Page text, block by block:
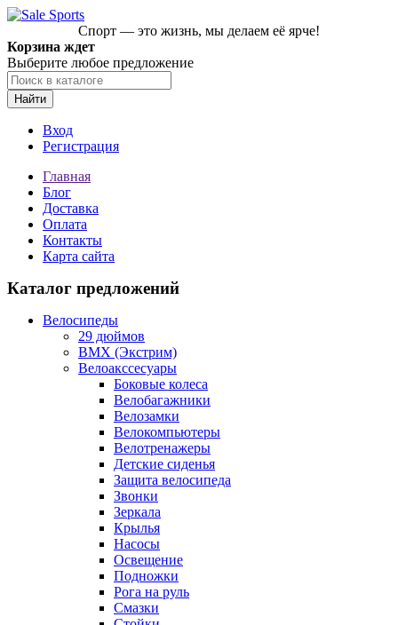
Спорт — это жизнь, мы делаем её ярче!
Корзина ждет
Выберите любое предложение
Найти
Вход
Регистрация
Главная
Блог
Доставка
Оплата
Контакты
Карта сайта
Каталог предложений
Велосипеды
29 дюймов
BMX (Экстрим)
Велоакссесуары
Боковые колеса
Велобагажники
Велозамки
Велокомпьютеры
Велотренажеры
Детские сиденья
Защита велосипеда
Звонки
Зеркала
Крылья
Насосы
Освещение
Подножки
Рога на руль
Смазки